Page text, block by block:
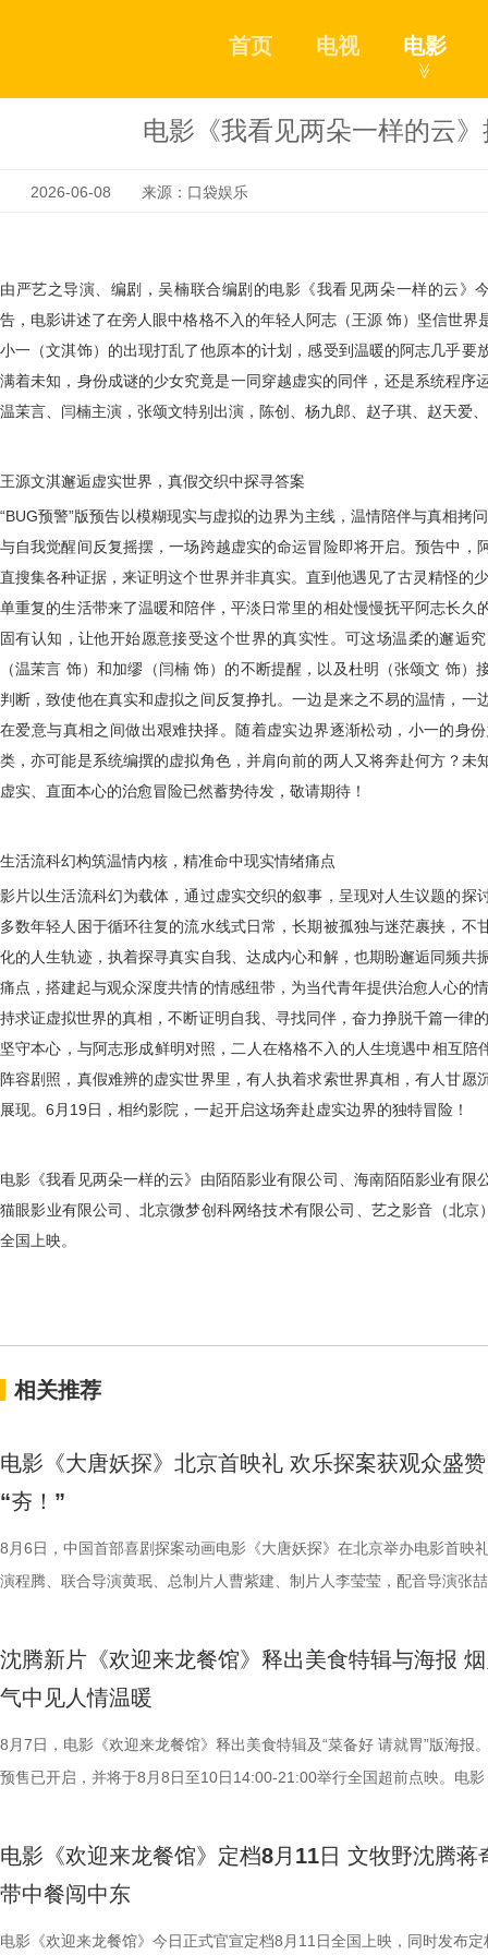
首页 电视 电影
≫
电影《我看见两朵一样的云
2026-06-08 来源：口袋娱乐
由严艺之导演、编剧，吴楠联合编剧的电影《我看见两朵一样的云》
告，电影讲述了在旁人眼中格格不入的年轻人阿志（王源 饰） 坚信世界
小一（文淇饰）的出现打乱了他原本的计划，感受到温暖的阿志几乎要
满着未知，身份成谜的少女究竟是一同穿越虚实的同伴，还是系统程序
温茉言、闫楠主演，张颂文特别出演，陈创、杨九郎、赵子琪、赵天爱
王源文淇邂逅虚实世界 ，真假交织中探寻答案
“BUG预警”版预告以模糊现实与虚拟的边界为主线，温情陪伴与真相拷
与自我觉醒间反复摇摆，一场跨越虚实的命运冒险即将开启。预告中，
直搜集各种证据 ，来证明这个世界并非真实。直到他遇见了古灵精怪的
单重复的生活带来了温暖和陪伴，平淡日常里的相处慢慢抚平阿志长久
固有认知，让他开始愿意接受这个世界的真实性。可这场温柔的邂逅
（温茉言 饰）和加缪（闫楠 饰）的不断提醒，以及杜明（张颂文 饰）
判断，致使他在真实和虚拟之间反复挣扎。一边是来之不易的温情，一
在爱意与真相之间做出艰难抉择。随着虚实边界逐渐松动 ，小一的身
类，亦可能是系统编撰的虚拟角色，并肩向前的两人又将奔赴何方？未
虚实、直面本心的治愈冒险已然蓄势待发，敬请期待 ！
生活流科幻构筑温情内核 ，精准命中现实情绪痛点
影片以生活流科幻为载体，通过虚实交织的叙事，呈现对人生议题的探
多数年轻人困于循环往复的流水线式日常，长期被孤独与迷茫裹挟，不
化的人生轨迹，执着探寻真实自我、达成内心和解，也期盼邂逅同频共
痛点，搭建起与观众深度共情的情感纽带，为当代青年提供治愈人心的
持求证虚拟世界的真相，不断证明自我、寻找同伴， 奋力挣脱千篇一律
坚守本心，与阿志形成鲜明对照，二人在格格不入的人生境遇中相互陪
阵容剧照，真假难辨的虚实世界里 ，有人执着求索世界真相，有人甘
展现。 6月 19日，相约影院，一起开启这场奔赴虚实边界的独特冒险！
电影《我看见两朵一样的云》由陌陌影业有限公司、海南陌陌影业有限
猫眼影业有限公司、北京微梦创科网络技术有限公司、艺之影音（北
全国上映。
相关推荐
电影《大唐妖探》北京首映礼 欢乐探案获观众盛
“夯！”
8月6日，中国首部喜剧探案动画电影《大唐妖探》在北京举办电影首映
演程腾、联合导演黄珉、总制片人曹紫建、制片人李莹莹，配音导演张
建、蔡海婷、范哲琛等主创悉数亮相，分享幕后趣事，并与现场观众热
演 雷淞然）与初入长安的狼妖实习捕快阿萨（声音出演 张呈）在机关长
开启了一段笑闹互怼的刺激探案之旅。自定档以来，影片以其新奇的世
欢乐热血的冒险故事，以及“喜剧+探案”的类型创新，引发了无数观众的
前点映火热进行中，预售现已全面开启。 主创齐聚畅聊 幕后分
主创现场上手挑战，将片中巧思满满的机关设定延伸至现实；更有观众
cos狄少、阿萨现身活动，邀请主创即兴配音互动。在火热的氛围中，主
沈腾新片《欢迎来龙餐馆》释出美食特辑与海报
气中见人情温暖
8月7日，电影《欢迎来龙餐馆》释出美食特辑及“菜备好 请就胃”版海报
预售已开启，并将于8月8日至10日14:00-21:00举行全国超前点映。电影
远赴中东谋生，在当地与餐馆经理马俊生（蒋奇明 饰）相识，并共同打
人被迫卷入动荡之中，在生存与抉择间面对命运考验。美食特辑以徐福
生、赛夫（奥马尔·谢里夫 饰）在龙餐馆的日常为线索，通过中华美食将
电影《欢迎来龙餐馆》定档8月11日 文牧野沈腾蒋
带中餐闯中东
电影《欢迎来龙餐馆》今日正式官宣定档8月11日全国上映，同时发布定